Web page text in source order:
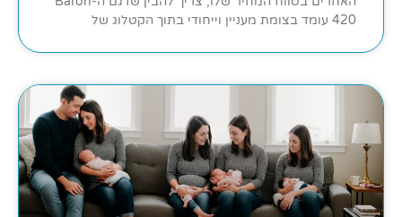
420 עומד בצומת מעניין וייחודי בתוך הקטלוג של